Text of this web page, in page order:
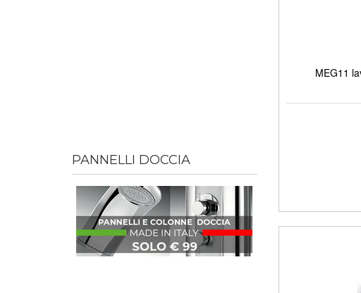
PANNELLI DOCCIA
MEG11